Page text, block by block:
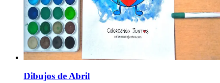
Dibujos de Abril